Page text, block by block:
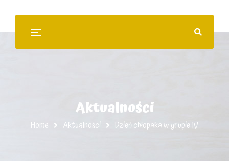
Aktualności
Home Aktualności Dzień chłopaka w grupie IV